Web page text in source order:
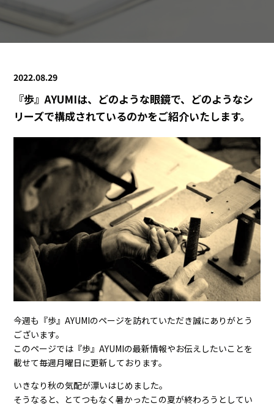
2022.08.29
『歩』AYUMIは、どのような眼鏡で、どのようなシ
リーズで構成されているのかをご紹介いたします。
今週も『歩』AYUMIのページを訪れていただき誠にありがとう
ございます。
このページでは『歩』AYUMIの最新情報やお伝えしたいことを
載せて毎週月曜日に更新しております。
いきなり秋の気配が漂いはじめました。
そうなると、とてつもなく暑かったこの夏が終わろうとしてい